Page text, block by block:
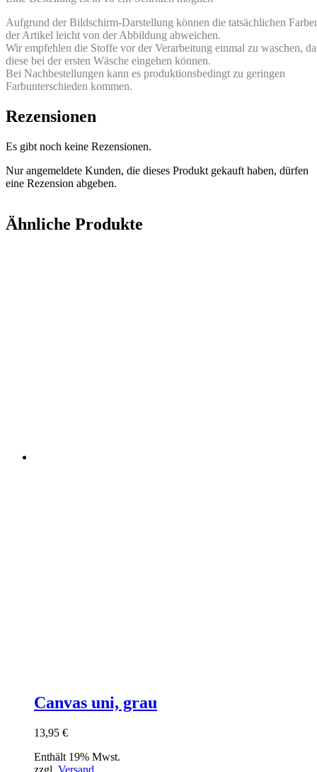
Aufgrund der Bildschirm-Darstellung können die tatsächlichen
der Artikel leicht von der Abbildung abweichen.
Wir empfehlen die Stoffe vor der Verarbeitung einmal zu waschen, da
diese bei der ersten Wäsche eingehen können.
Bei Nachbestellungen kann es produktionsbedingt zu geringen
Farbunterschieden kommen.
Rezensionen
Es gibt noch keine Rezensionen.
Nur angemeldete Kunden, die dieses Produkt gekauft haben, dürfen
eine Rezension abgeben.
Ähnliche Produkte
Canvas uni, grau
13,95 €
Enthält 19% Mwst.